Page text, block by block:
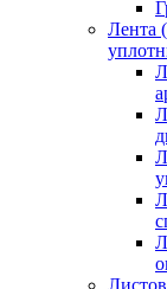
Лента